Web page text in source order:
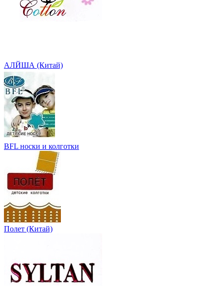
АЛЙША (Китай)
BFL носки и колготки
Полет (Китай)